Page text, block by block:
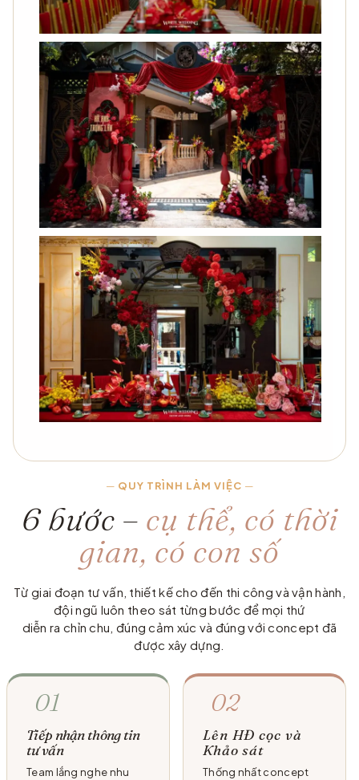
— QUY TRÌNH LÀM VIỆC —
6 bước – cụ thể, có thời
gian, có con số
Từ giai đoạn tư vấn, thiết kế cho đến thi công và vận hành,
đội ngũ luôn theo sát từng bước để mọi thứ
diễn ra chỉn chu, đúng cảm xúc và đúng với concept đã
được xây dựng.
01
Tiếp nhận thông tin
tư vấn
Team lắng nghe nhu
02
Lên HĐ cọc và
Khảo sát
Thống nhất concept